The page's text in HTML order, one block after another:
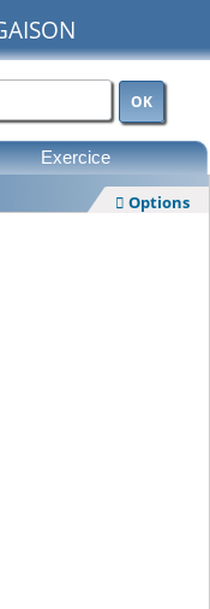
OK
Exercice
 Options